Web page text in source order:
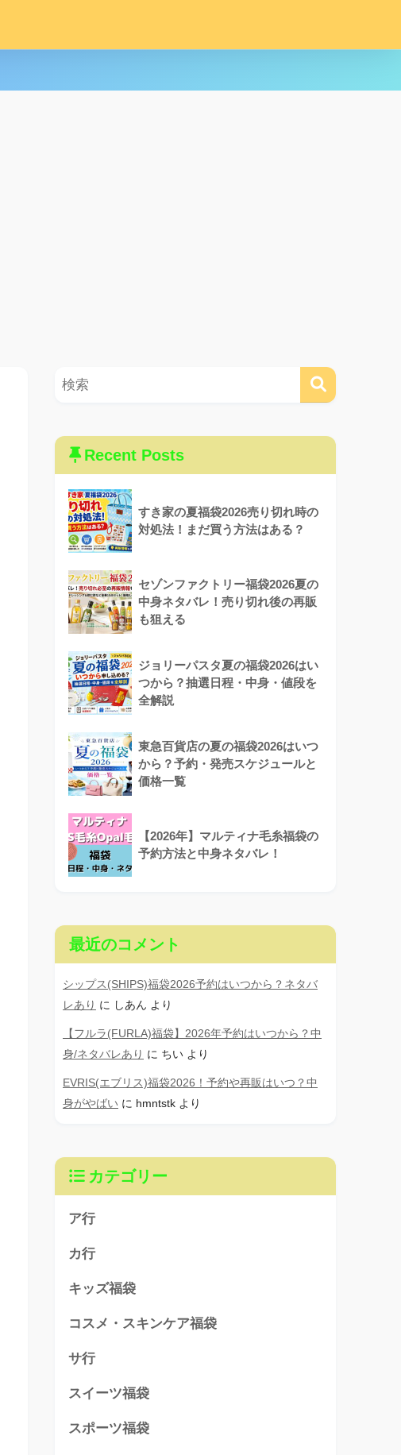
Recent Posts
すき家の夏福袋2026売り切れ時の
対処法！まだ買う方法はある？
セゾンファクトリー福袋2026夏の
中身ネタバレ！売り切れ後の再販
も狙える
ジョリーパスタ夏の福袋2026はい
つから？抽選日程・中身・値段を
全解説
東急百貨店の夏の福袋2026はいつ
から？予約・発売スケジュールと
価格一覧
【2026年】マルティナ毛糸福袋の
予約方法と中身ネタバレ！
最近のコメント
シップス(SHIPS)福袋2026予約はいつから？ネタバ
レあり に しあん より
【フルラ(FURLA)福袋】2026年予約はいつから？中
身/ネタバレあり に ちい より
EVRIS(エブリス)福袋2026！予約や再販はいつ？中
身がやばい に hmntstk より
カテゴリー
ア行
カ行
キッズ福袋
コスメ・スキンケア福袋
サ行
スイーツ福袋
スポーツ福袋